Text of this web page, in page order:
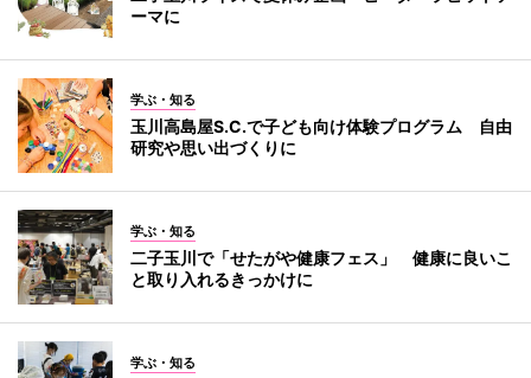
ーマに
学ぶ・知る
玉川高島屋S.C.で子ども向け体験プログラム 自由
研究や思い出づくりに
学ぶ・知る
二子玉川で「せたがや健康フェス」 健康に良いこ
と取り入れるきっかけに
学ぶ・知る